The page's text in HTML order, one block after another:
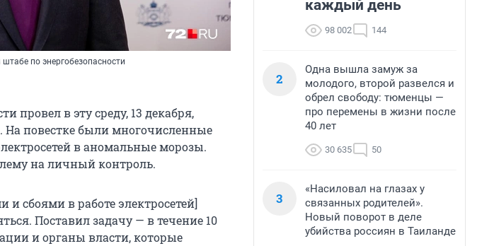
по энергобезопасности
провел в эту среду, 13 декабря,
повестке были многочисленные
в аномальные морозы.
на личный контроль.
сбоями в работе электросетей]
Поставил задачу — в течение 10
и органы власти, которые
каждый день
98 002 144
2
Одна вышла замуж за
молодого, второй развелся и
обрел свободу: тюменцы —
про перемены в жизни после
40 лет
30 635 50
3
«Насиловал на глазах у
связанных родителей».
Новый поворот в деле
убийства россиян в Таиланде